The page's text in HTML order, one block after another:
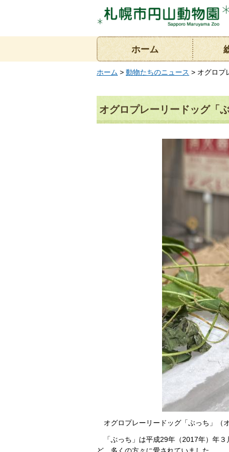
ホーム
ホーム > 動物たちのニュース > オグロプ
オグロプレーリードッグ「
オグロプレーリードッグ「ぶっち」（
「ぶっち」は平成29年（2017年）年３